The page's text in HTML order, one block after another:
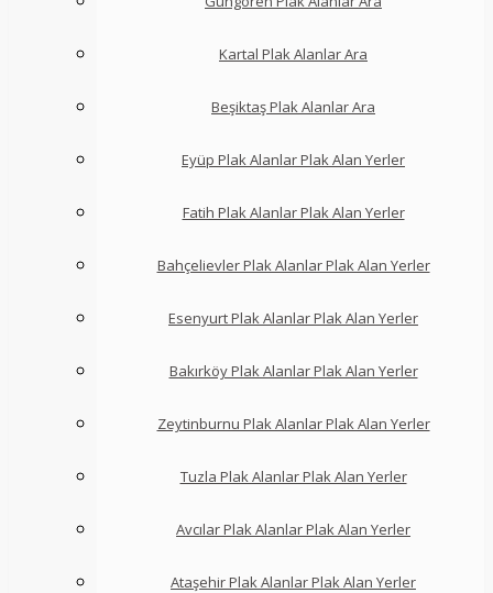
Kartal Plak Alanlar Ara
Beşiktaş Plak Alanlar Ara
Eyüp Plak Alanlar Plak Alan Yerler
Fatih Plak Alanlar Plak Alan Yerler
Bahçelievler Plak Alanlar Plak Alan Yerler
Esenyurt Plak Alanlar Plak Alan Yerler
Bakırköy Plak Alanlar Plak Alan Yerler
Zeytinburnu Plak Alanlar Plak Alan Yerler
Tuzla Plak Alanlar Plak Alan Yerler
Avcılar Plak Alanlar Plak Alan Yerler
Ataşehir Plak Alanlar Plak Alan Yerler